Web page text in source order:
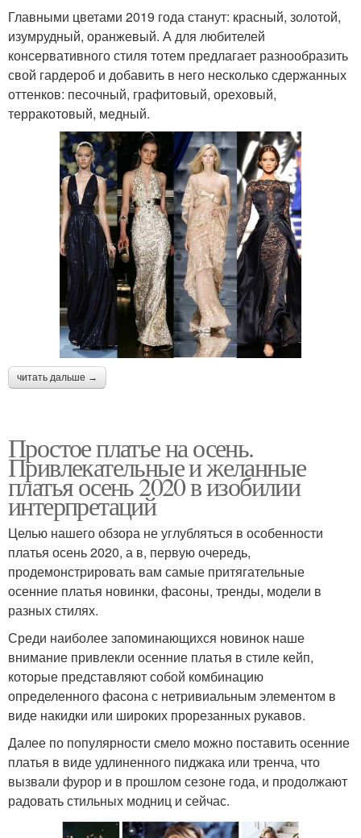
Главными цветами 2019 года станут: красный, золотой,
изумрудный, оранжевый. А для любителей
консервативного стиля тотем предлагает разнообразить
свой гардероб и добавить в него несколько сдержанных
оттенков: песочный, графитовый, ореховый,
терракотовый, медный.
читать дальше →
Простое платье на осень.
Привлекательные и желанные
платья осень 2020 в изобилии
интерпретаций
Целью нашего обзора не углубляться в особенности
платья осень 2020, а в, первую очередь,
продемонстрировать вам самые притягательные
осенние платья новинки, фасоны, тренды, модели в
разных стилях.
Среди наиболее запоминающихся новинок наше
внимание привлекли осенние платья в стиле кейп,
которые представляют собой комбинацию
определенного фасона с нетривиальным элементом в
виде накидки или широких прорезанных рукавов.
Далее по популярности смело можно поставить осенние
платья в виде удлиненного пиджака или тренча, что
вызвали фурор и в прошлом сезоне года, и продолжают
радовать стильных модниц и сейчас.